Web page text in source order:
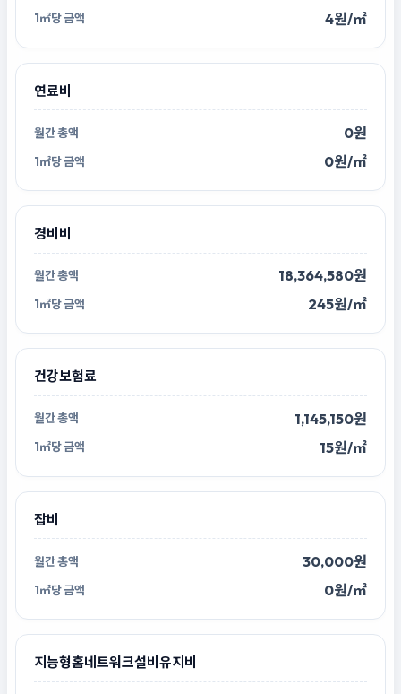
4원/㎡
연료비
0원
0원/㎡
경비비
18,364,580원
245원/㎡
건강보험료
1,145,150원
15원/㎡
잡비
30,000원
0원/㎡
지능형홈네트워크설비유지비